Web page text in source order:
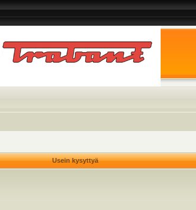
Usein kysyttyä